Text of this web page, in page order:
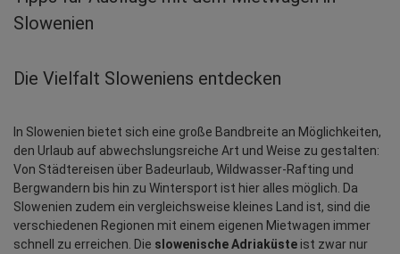
Slowenien
Die Vielfalt Sloweniens entdecken
In Slowenien bietet sich eine große Bandbreite an Möglichkeiten,
den Urlaub auf abwechslungsreiche Art und Weise zu gestalten:
Von Städtereisen über Badeurlaub, Wildwasser-Rafting und
Bergwandern bis hin zu Wintersport ist hier alles möglich. Da
Slowenien zudem ein vergleichsweise kleines Land ist, sind die
verschiedenen Regionen mit einem eigenen Mietwagen immer
schnell zu erreichen. Die slowenische Adriaküste ist zwar nur